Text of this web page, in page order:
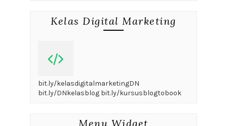
Kelas Digital Marketing
bit.ly/kelasdigitalmarketingDN
bit.ly/DNkelasblog bit.ly/kursusblogtobook
Menu Widget